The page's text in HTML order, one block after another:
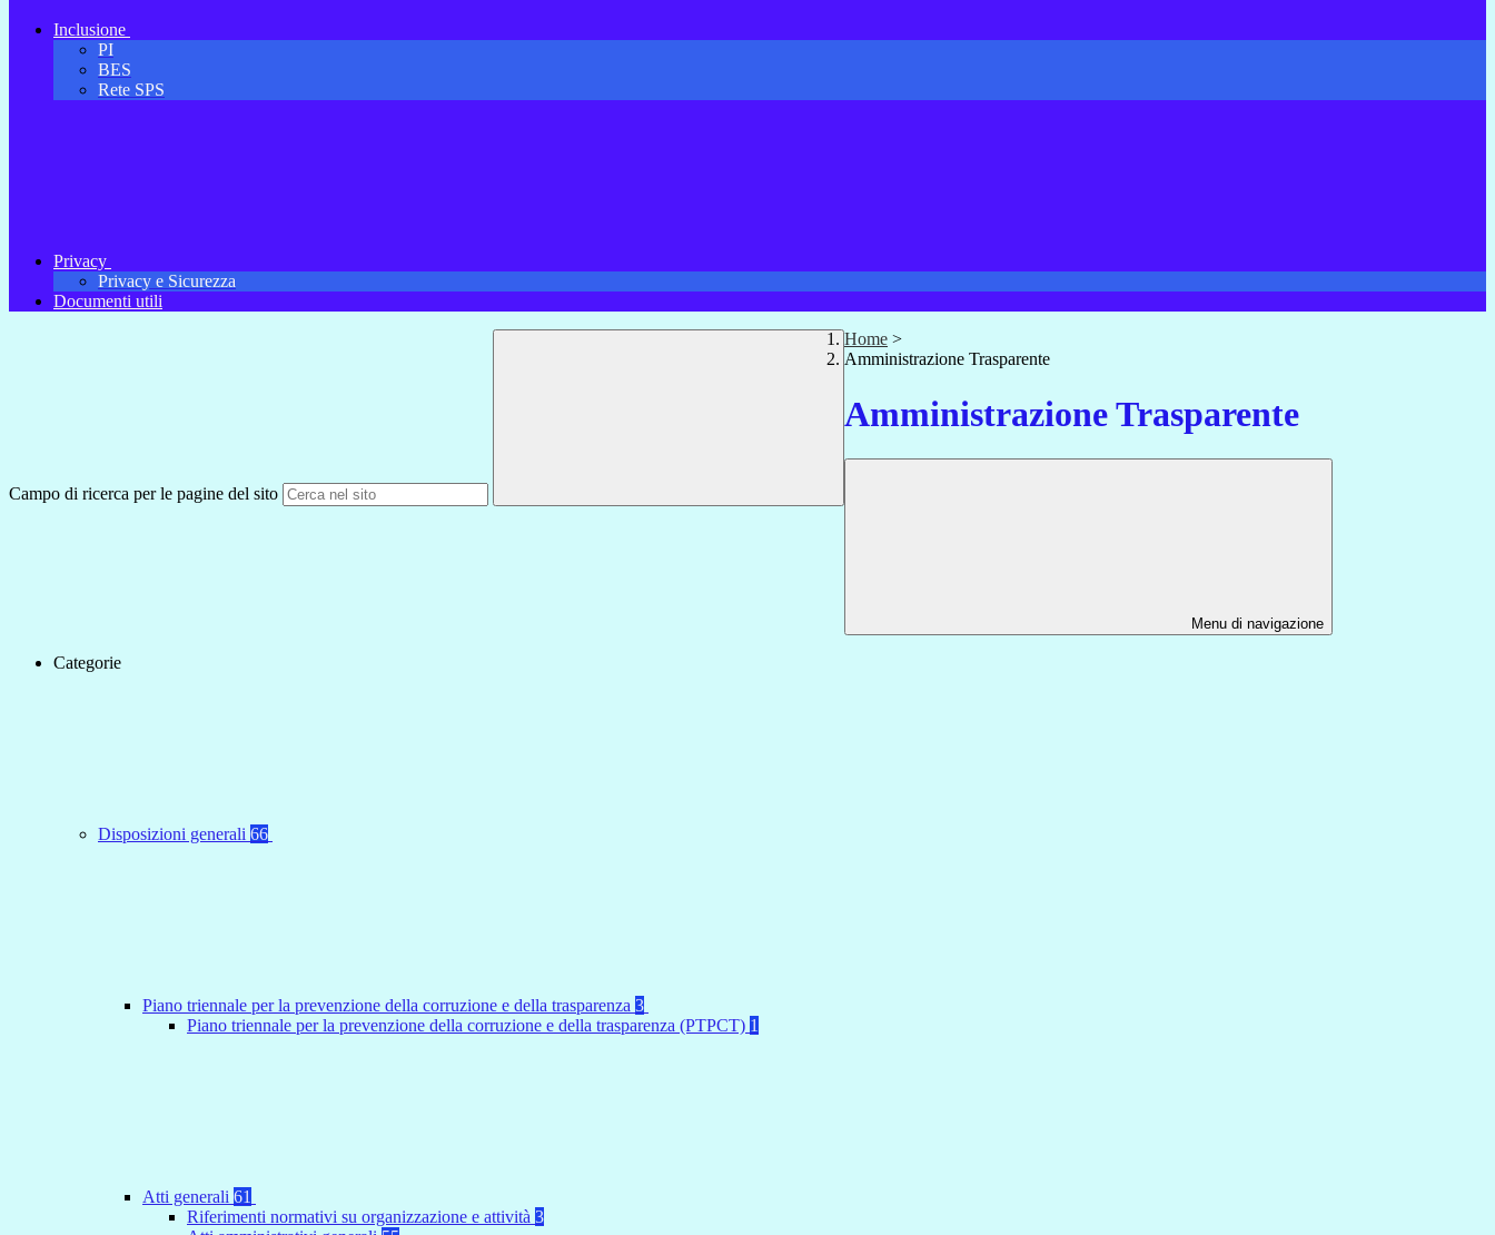
Inclusione
PI
BES
Rete SPS
Privacy
Privacy e Sicurezza
Documenti utili
Campo di ricerca per le pagine del sito
Home >
Amministrazione Trasparente
Amministrazione Trasparente
Menu di navigazione
Categorie
Disposizioni generali 66
Piano triennale per la prevenzione della corruzione e della trasparenza 3
Piano triennale per la prevenzione della corruzione e della trasparenza (PTPCT) 1
Atti generali 61
Riferimenti normativi su organizzazione e attività 3